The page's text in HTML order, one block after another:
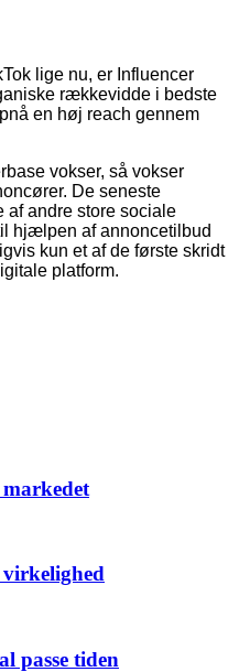
lige nu, er Influencer
rækkevidde i bedste
en høj reach gennem
vokser, så vokser
De seneste
af andre store sociale
hjælpen af annoncetilbud
kun et af de første skridt
platform.
virkelighed
passe tiden